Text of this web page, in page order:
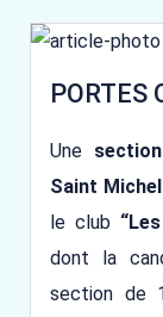
PORTES
Une
Saint Michel
le club
dont la
section de